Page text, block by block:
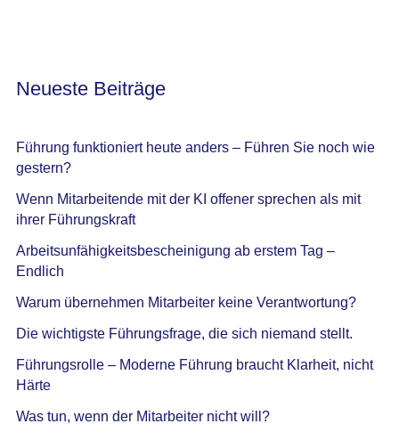
Neueste Beiträge
Führung funktioniert heute anders – Führen Sie noch wie
gestern?
Wenn Mitarbeitende mit der KI offener sprechen als mit
ihrer Führungskraft
Arbeitsunfähigkeitsbescheinigung ab erstem Tag –
Endlich
Warum übernehmen Mitarbeiter keine Verantwortung?
Die wichtigste Führungsfrage, die sich niemand stellt.
Führungsrolle – Moderne Führung braucht Klarheit, nicht
Härte
Was tun, wenn der Mitarbeiter nicht will?